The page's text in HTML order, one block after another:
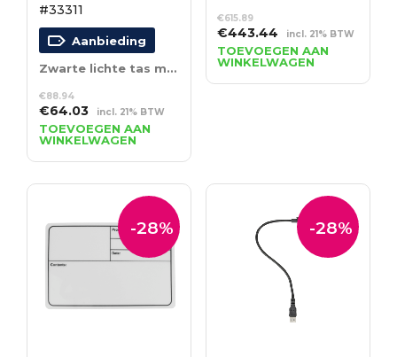
#33311
Aanbieding
Zwarte lichte tas met een extra vak voor accessoires
€88.94
Oorspronkelijke
prijs
was:
€88.94.
€64.03Huidige
prijs
is:
€64.03.
incl. 21% BTW
TOEVOEGEN AAN
WINKELWAGEN
€615.89
Oorspronkelijke
prijs
was:
€615.89.
€443.44 Huidige
prijs
is:
€443.44.
incl. 21% BTW
TOEVOEGEN AAN
WINKELWAGEN
-28% -28%